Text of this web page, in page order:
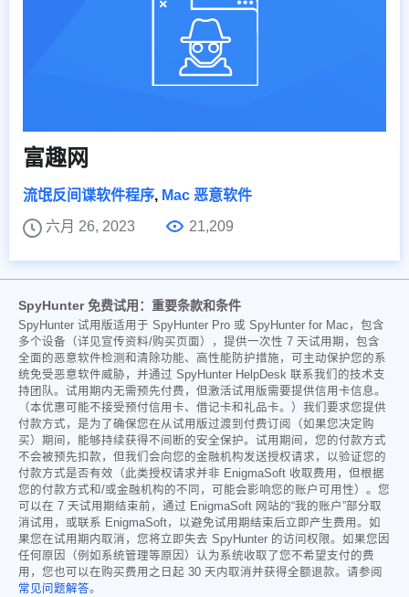
富趣网
流氓反间谍软件程序, Mac 恶意软件
六月 26, 2023
21,209
SpyHunter 免费试用：重要条款和条件
SpyHunter 试用版适用于 SpyHunter Pro 或 SpyHunter for Mac，包含
多个设备（详见宣传资料/购买页面），提供一次性 7 天试用期，包含
全面的恶意软件检测和清除功能、高性能防护措施，可主动保护您的系
统免受恶意软件威胁，并通过 SpyHunter HelpDesk 联系我们的技术支
持团队。试用期内无需预先付费，但激活试用版需要提供信用卡信息。
（本优惠可能不接受预付信用卡、借记卡和礼品卡。）我们要求您提供
付款方式，是为了确保您在从试用版过渡到付费订阅（如果您决定购
买）期间，能够持续获得不间断的安全保护。试用期间，您的付款方式
不会被预先扣款，但我们会向您的金融机构发送授权请求，以验证您的
付款方式是否有效（此类授权请求并非 EnigmaSoft 收取费用，但根据
您的付款方式和/或金融机构的不同，可能会影响您的账户可用性）。您
可以在 7 天试用期结束前，通过 EnigmaSoft 网站的“我的账户”部分取
消试用，或联系 EnigmaSoft，以避免试用期结束后立即产生费用。如
果您在试用期内取消，您将立即失去 SpyHunter 的访问权限。如果您因
任何原因（例如系统管理等原因）认为系统收取了您不希望支付的费
用，您也可以在购买费用之日起 30 天内取消并获得全额退款。请参阅
常见问题解答。